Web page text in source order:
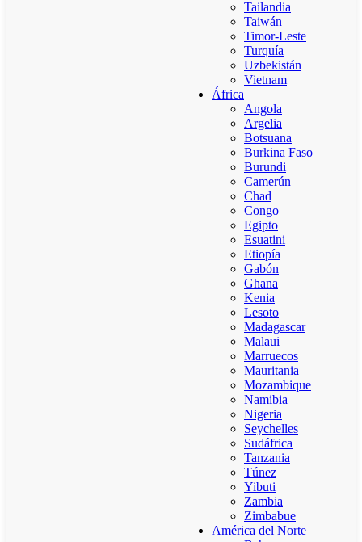
Tailandia
Taiwán
Timor-Leste
Turquía
Uzbekistán
Vietnam
África
Angola
Argelia
Botsuana
Burkina Faso
Burundi
Camerún
Chad
Congo
Egipto
Esuatini
Etiopía
Gabón
Ghana
Kenia
Lesoto
Madagascar
Malaui
Marruecos
Mauritania
Mozambique
Namibia
Nigeria
Seychelles
Sudáfrica
Tanzania
Túnez
Yibuti
Zambia
Zimbabue
América del Norte